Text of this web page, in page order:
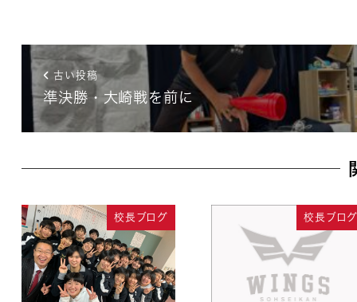
古い投稿
準決勝・大崎戦を前に
校長ブログ 校長ブロ